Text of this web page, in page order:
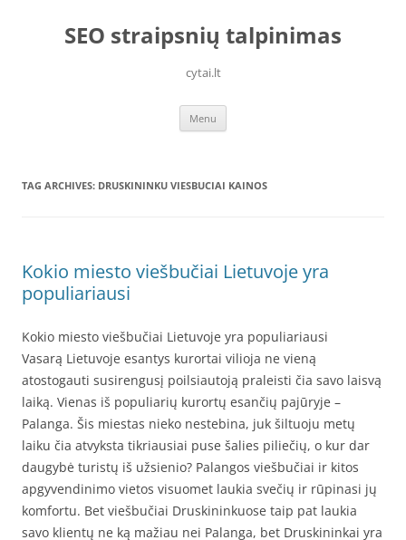
contentSEO straipsnių talpinimas
cytai.lt
Menu
TAG ARCHIVES: DRUSKININKU VIESBUCIAI KAINOS
Kokio miesto viešbučiai Lietuvoje yra
populiariausi
Kokio miesto viešbučiai Lietuvoje yra populiariausi
Vasarą Lietuvoje esantys kurortai vilioja ne vieną
atostogauti susirengusį poilsiautoją praleisti čia savo laisvą
laiką. Vienas iš populiarių kurortų esančių pajūryje –
Palanga. Šis miestas nieko nestebina, juk šiltuoju metų
laiku čia atvyksta tikriausiai puse šalies piliečių, o kur dar
daugybė turistų iš užsienio? Palangos viešbučiai ir kitos
apgyvendinimo vietos visuomet laukia svečių ir rūpinasi jų
komfortu. Bet viešbučiai Druskininkuose taip pat laukia
savo klientų ne ką mažiau nei Palanga, bet Druskininkai yra